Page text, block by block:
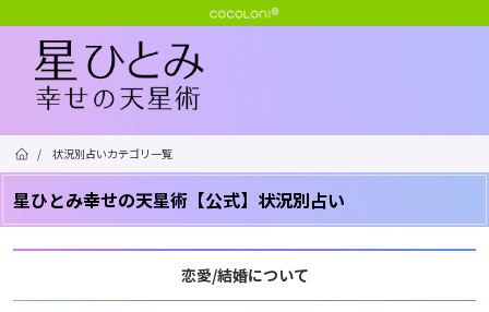
/ 状況別占いカテゴリ一覧
星ひとみ幸せの天星術【公式】状況別占い
恋愛/結婚について